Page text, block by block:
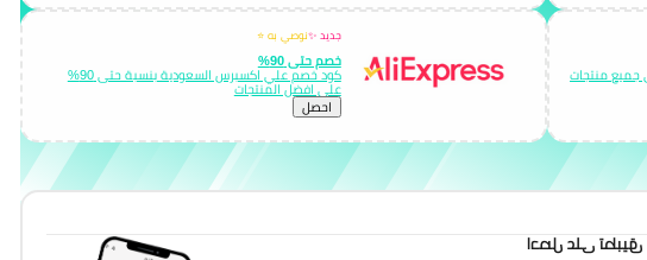
إضافي على جميع منتجات
جديد ✨نوصي به ⭐
خصم حتى 90%
كود خصم علي اكسبرس السعودية بنسبة حتى 90%
على افضل المنتجات
احصل
تطبيق الموفر!